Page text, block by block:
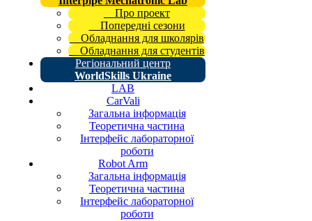
Про проект
Попередні сезони
Обладнання для школярів
Обладнання для студентів
Регіональний центр
WorldSkills Ukraine
LAB
CarVali
Загальна інформація
Теоретична частина
Інтерфейс лабораторної
роботи
Robot Arm
Загальна інформація
Теоретична частина
Інтерфейс лабораторної
роботи